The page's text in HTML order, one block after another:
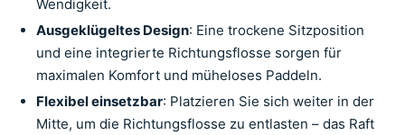
Wendigkeit.
Ausgeklügeltes Design: Eine trockene Sitzposition
und eine integrierte Richtungsflosse sorgen für
maximalen Komfort und müheloses Paddeln.
Flexibel einsetzbar: Platzieren Sie sich weiter in der
Mitte, um die Richtungsflosse zu entlasten – das Raft